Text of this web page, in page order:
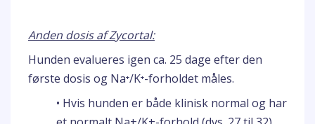
Anden dosis af Zycortal:
Hunden evalueres igen ca. 25 dage efter den
første dosis og Na⁺/K⁺-forholdet måles.
• Hvis hunden er både klinisk normal og har